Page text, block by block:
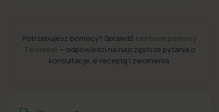
Potrzebujesz pomocy? Sprawdź centrum pomocy
Telemedi — odpowiedzi na najczęstsze pytania o
konsultacje, e-receptę i zwolnienia.